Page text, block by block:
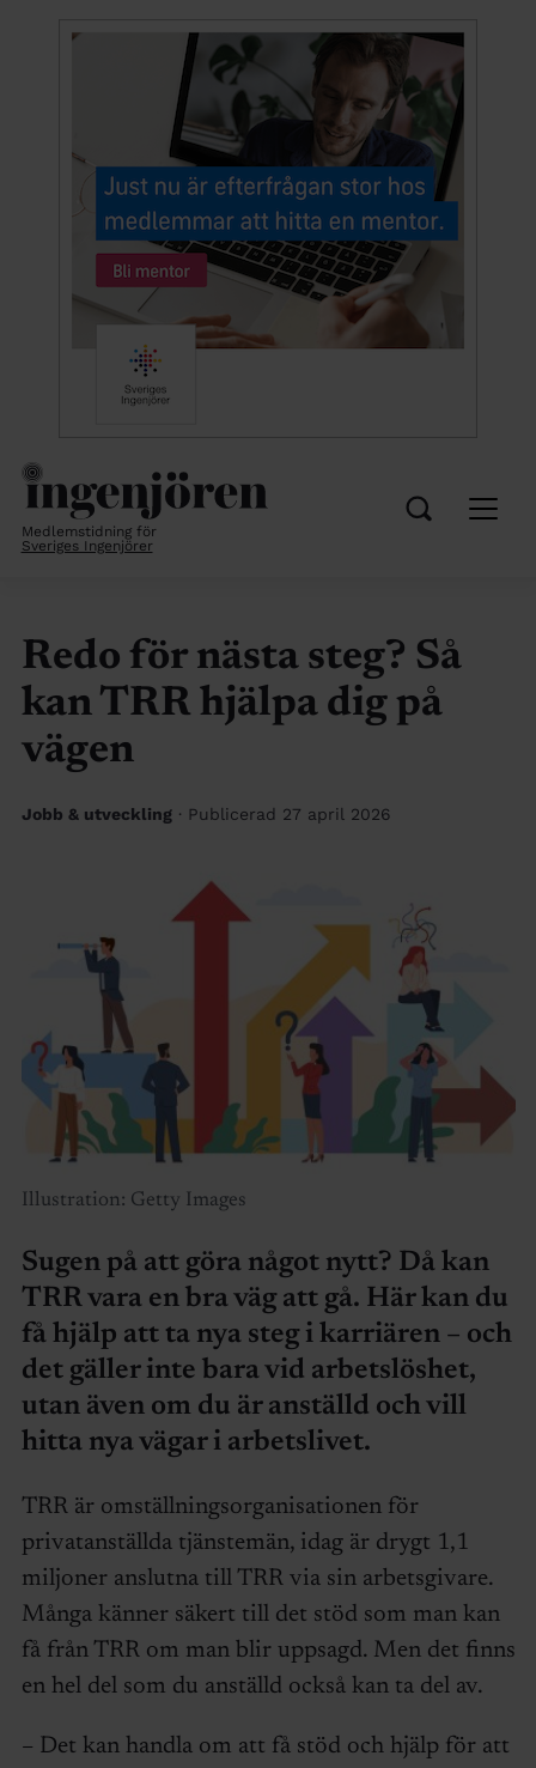
Medlemstidning för
Sveriges Ingenjörer
Redo för nästa steg? Så
kan TRR hjälpa dig på
vägen
Jobb & utveckling · Publicerad 27 april 2026
Illustration: Getty Images
Sugen på att göra något nytt? Då kan
TRR vara en bra väg att gå. Här kan du
få hjälp att ta nya steg i karriären – och
det gäller inte bara vid arbetslöshet,
utan även om du är anställd och vill
hitta nya vägar i arbetslivet.
TRR är omställningsorganisationen för
privatanställda tjänstemän, idag är drygt 1,1
miljoner anslutna till TRR via sin arbetsgivare.
Många känner säkert till det stöd som man kan
få från TRR om man blir uppsagd. Men det finns
en hel del som du anställd också kan ta del av.
– Det kan handla om att få stöd och hjälp för att